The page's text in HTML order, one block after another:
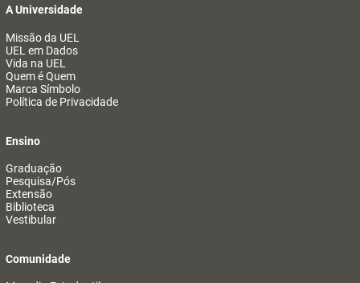
A Universidade
Missão da UEL
UEL em Dados
Vida na UEL
Quem é Quem
Marca Símbolo
Política de Privacidade
Ensino
Graduação
Pesquisa/Pós
Extensão
Biblioteca
Vestibular
Comunidade